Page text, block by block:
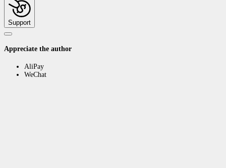
Support
Appreciate the author
AliPay
WeChat